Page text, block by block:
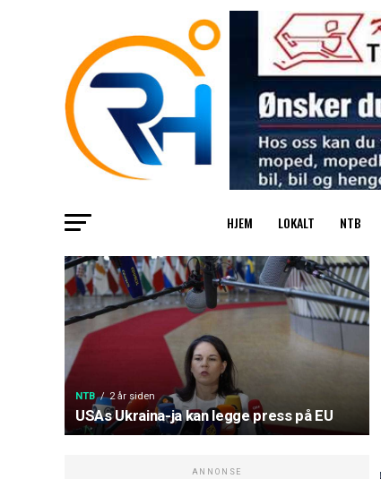
HJEM LOKALT NTB
NTB 2 år siden
USAs Ukraina-ja kan legge press på EU
ANNONSE